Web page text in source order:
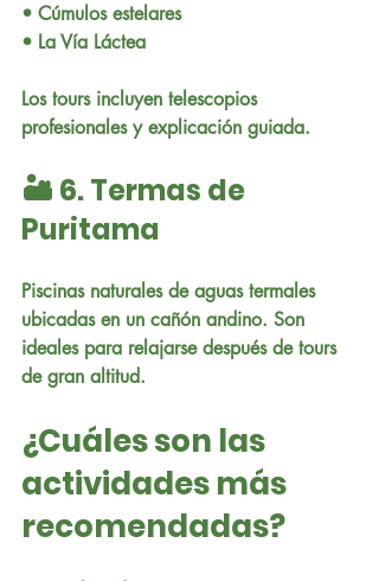
• Cúmulos estelares
• La Vía Láctea
Los tours incluyen telescopios
profesionales y explicación guiada.
🏜️ 6. Termas de
Puritama
Piscinas naturales de aguas termales
ubicadas en un cañón andino. Son
ideales para relajarse después de tours
de gran altitud.
¿Cuáles son las
actividades más
recomendadas?